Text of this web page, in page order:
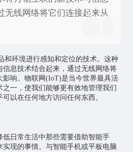
无线网络将它们连接起来从
和环境进行感知和定位的技术。这种
息技术结合起来，通过无线网络将
影响。物联网(IoT)是当今世界最具活
一，使我们能够更有效地管理我们
以在任何地方访问任何东西。
日常生活中那些需要借助智能手
现的事情。与智能手机或平板电脑